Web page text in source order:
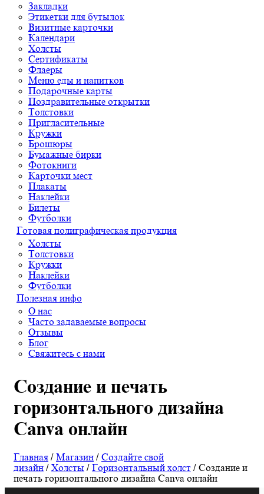
Закладки
Этикетки для бутылок
Визитные карточки
Календари
Холсты
Сертификаты
Флаеры
Меню еды и напитков
Подарочные карты
Поздравительные открытки
Толстовки
Пригласительные
Кружки
Брошюры
Бумажные бирки
Фотокниги
Карточки мест
Плакаты
Наклейки
Билеты
Футболки
Готовая полиграфическая продукция
Холсты
Толстовки
Кружки
Наклейки
Футболки
Полезная инфо
О нас
Часто задаваемые вопросы
Отзывы
Блог
Свяжитесь с нами
Создание и печать
горизонтального дизайна
Canva онлайн
Главная / Магазин / Создайте свой
дизайн / Холсты / Горизонтальный холст / Создание и
печать горизонтального дизайна Canva онлайн